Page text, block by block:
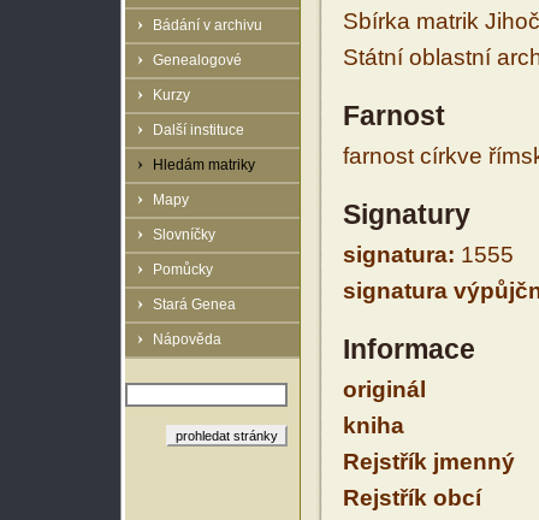
Bádání v archivu
Genealogové
Kurzy
Další instituce
Hledám matriky
Mapy
Slovníčky
Pomůcky
Stará Genea
Nápověda
Sbírka matrik
Státní oblastní
Farnost
farnost církve
Signatury
signatura: 1555
signatura
Informace
originál
kniha
Rejstřík jmenný
Rejstřík obcí